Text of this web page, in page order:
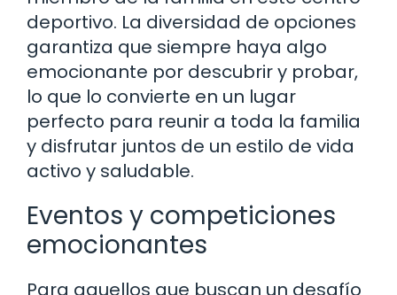
deportivo. La diversidad de opciones
garantiza que siempre haya algo
emocionante por descubrir y probar,
lo que lo convierte en un lugar
perfecto para reunir a toda la familia
y disfrutar juntos de un estilo de vida
activo y saludable.
Eventos y competiciones
emocionantes
Para aquellos que buscan un desafío